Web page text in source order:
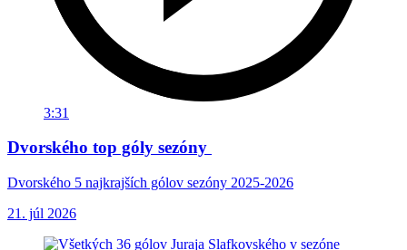
3:31
Dvorského top góly sezóny
Dvorského 5 najkrajších gólov sezóny 2025-2026
21. júl 2026